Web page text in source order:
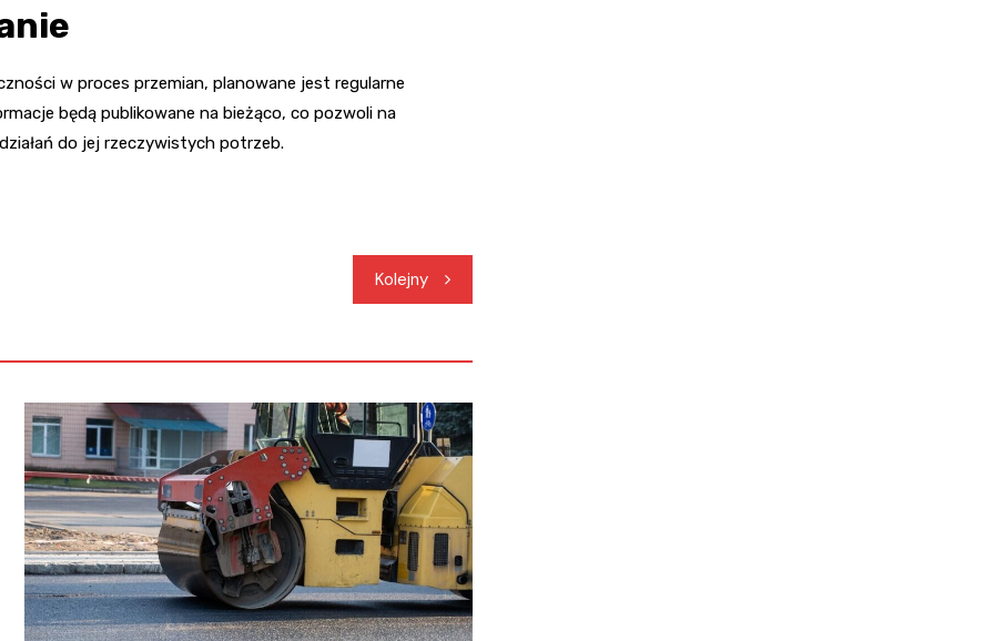
w proces przemian, planowane jest regularne
będą publikowane na bieżąco, co pozwoli na
do jej rzeczywistych potrzeb.
Kolejny